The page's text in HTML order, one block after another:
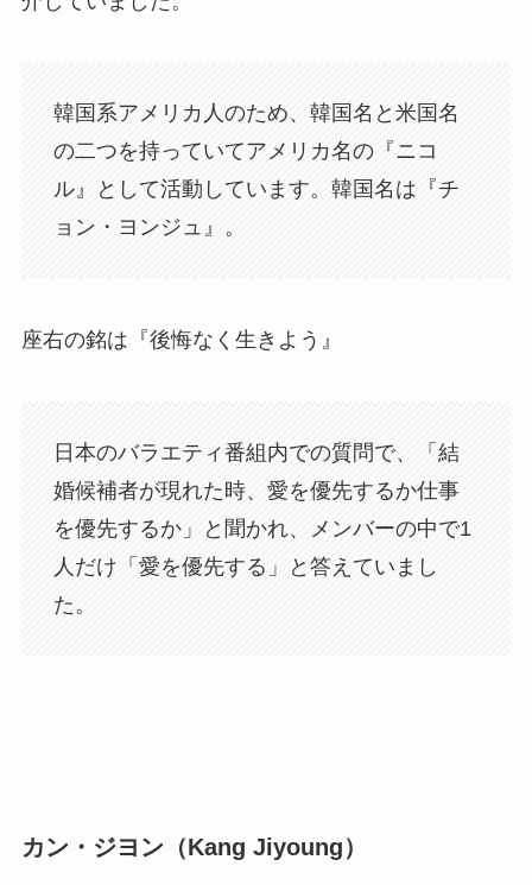
韓国系アメリカ人のため、韓国名と米国名
の二つを持っていてアメリカ名の『ニコ
ル』として活動しています。韓国名は『チ
ョン・ヨンジュ』。
座右の銘は『後悔なく生きよう』
日本のバラエティ番組内での質問で、「結
婚候補者が現れた時、愛を優先するか仕事
を優先するか」と聞かれ、メンバーの中で1
人だけ「愛を優先する」と答えていまし
た。
カン・ジヨン（Kang Jiyoung）